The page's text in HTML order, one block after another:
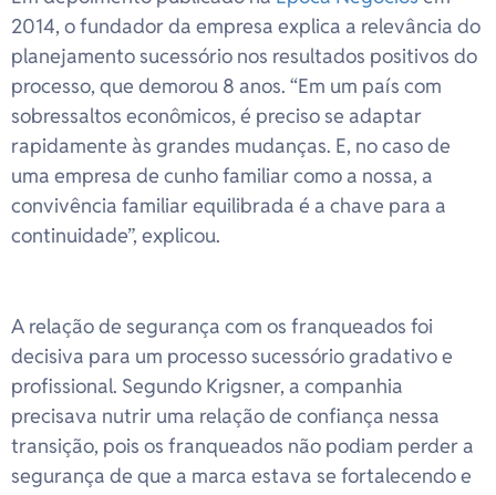
2014, o fundador da empresa explica a relevância do
planejamento sucessório nos resultados positivos do
processo, que demorou 8 anos. “Em um país com
sobressaltos econômicos, é preciso se adaptar
rapidamente às grandes mudanças. E, no caso de
uma empresa de cunho familiar como a nossa, a
convivência familiar equilibrada é a chave para a
continuidade”, explicou.
A relação de segurança com os franqueados foi
decisiva para um processo sucessório gradativo e
profissional. Segundo Krigsner, a companhia
precisava nutrir uma relação de confiança nessa
transição, pois os franqueados não podiam perder a
segurança de que a marca estava se fortalecendo e